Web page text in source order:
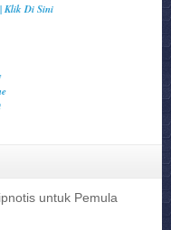
Klik Di Sini
untuk Pemula